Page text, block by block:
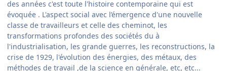
des années c'est toute l'histoire contemporaine qui est
évoquée . L'aspect social avec l’émergence d'une nouvelle
classe de travailleurs et celle des cheminot, les
transformations profondes des sociétés du à
l'industrialisation, les grande guerres, les reconstructions, la
crise de 1929, l'évolution des énergies, des métaux, des
méthodes de travail ,de la science en générale, etc, etc...